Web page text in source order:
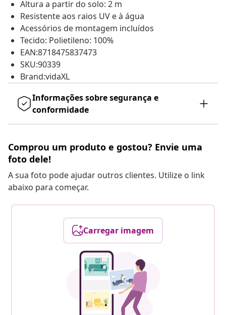
Altura a partir do solo: 2 m
Resistente aos raios UV e à água
Acessórios de montagem incluídos
Tecido: Polietileno: 100%
EAN:8718475837473
SKU:90339
Brand:vidaXL
Informações sobre segurança e
conformidade
Comprou um produto e gostou? Envie uma
foto dele!
A sua foto pode ajudar outros clientes. Utilize o link
abaixo para começar.
Carregar imagem